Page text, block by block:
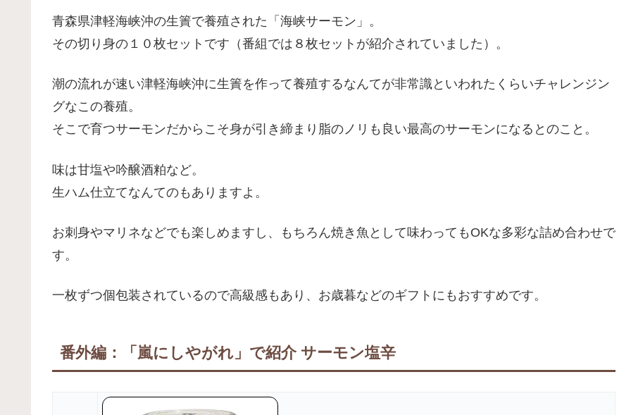
青森県津軽海峡沖の生簀で養殖された「海峡サーモン」。
その切り身の１０枚セットです（番組では８枚セットが紹介されていました）。
潮の流れが速い津軽海峡沖に生簀を作って養殖するなんてが非常識といわれたくらいチャレンジン
グなこの養殖。
そこで育つサーモンだからこそ身が引き締まり脂のノリも良い最高のサーモンになるとのこと。
味は甘塩や吟醸酒粕など。
生ハム仕立てなんてのもありますよ。
お刺身やマリネなどでも楽しめますし、もちろん焼き魚として味わってもOKな多彩な詰め合わせで
す。
一枚ずつ個包装されているので高級感もあり、お歳暮などのギフトにもおすすめです。
番外編：「嵐にしやがれ」で紹介 サーモン塩辛